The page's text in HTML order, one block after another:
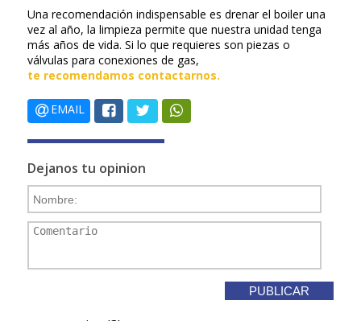
Una recomendación indispensable es drenar el boiler una
vez al año, la limpieza permite que nuestra unidad tenga
más años de vida. Si lo que requieres son piezas o
válvulas para conexiones de gas,
te recomendamos contactarnos.
EMAIL
Dejanos tu opinion